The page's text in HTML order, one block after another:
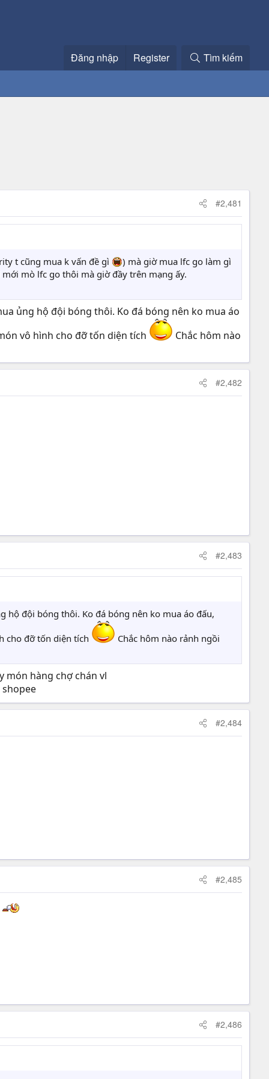
Đăng nhập Register Tìm kiếm
#2,481
t cũng mua k vấn đề gì
) mà giờ mua lfc go làm gì
mò lfc go thôi mà giờ đầy trên mạng ấy.
ủng hộ đội bóng thôi. Ko đá bóng nên ko mua áo
vô hình cho đỡ tốn diện tích
Chắc hôm nào
#2,482
#2,483
hộ đội bóng thôi. Ko đá bóng nên ko mua áo đấu,
cho đỡ tốn diện tích
Chắc hôm nào rảnh ngồi
món hàng chợ chán vl
#2,484
#2,485
#2,486